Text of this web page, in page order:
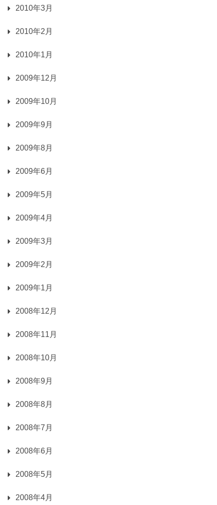
2010年3月
2010年2月
2010年1月
2009年12月
2009年10月
2009年9月
2009年8月
2009年6月
2009年5月
2009年4月
2009年3月
2009年2月
2009年1月
2008年12月
2008年11月
2008年10月
2008年9月
2008年8月
2008年7月
2008年6月
2008年5月
2008年4月